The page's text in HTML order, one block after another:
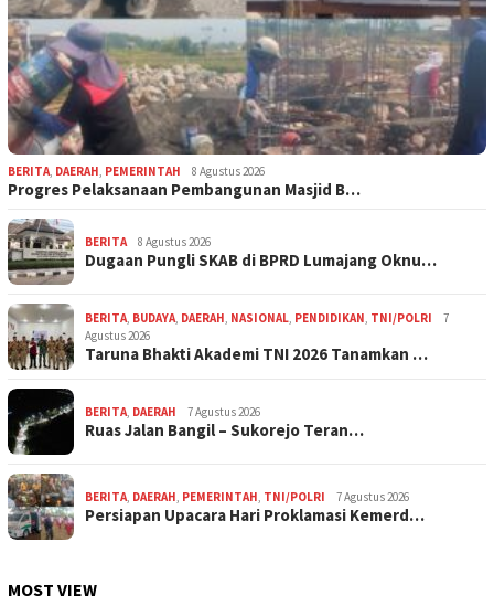
BERITA DAERAH PEMERINTAH 8 Agustus 2026
Progres Pelaksanaan Pembangunan Masjid B…
BERITA 8 Agustus 2026
Dugaan Pungli SKAB di BPRD Lumajang Oknu…
BERITA BUDAYA DAERAH NASIONAL PENDIDIKAN TNI/POLRI
7
Agustus 2026
Taruna Bhakti Akademi TNI 2026 Tanamkan …
BERITA DAERAH 7 Agustus 2026
Ruas Jalan Bangil – Sukorejo Teran…
BERITA DAERAH PEMERINTAH TNI/POLRI 7 Agustus 2026
Persiapan Upacara Hari Proklamasi Kemerd…
MOST VIEW